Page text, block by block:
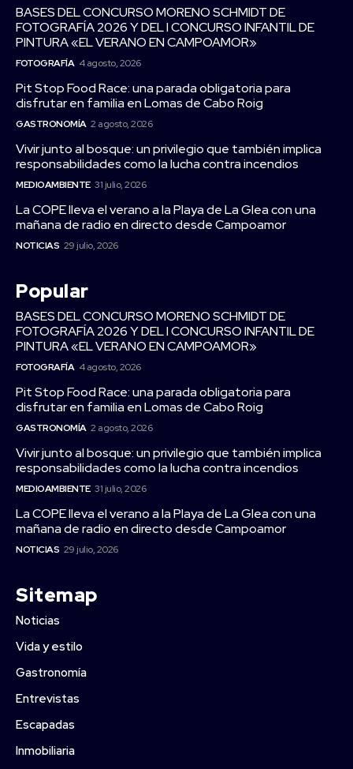
BASES DEL CONCURSO MORENO SCHMIDT DE
FOTOGRAFÍA 2026 Y DEL I CONCURSO INFANTIL DE
PINTURA «EL VERANO EN CAMPOAMOR»
FOTOGRAFÍA 4 agosto, 2026
Pit Stop Food Race: una parada obligatoria para
disfrutar en familia en Lomas de Cabo Roig
GASTRONOMÍA 2 agosto, 2026
Vivir junto al bosque: un privilegio que también implica
responsabilidades como la lucha contra incendios
MEDIOAMBIENTE 31 julio, 2026
La COPE lleva el verano a la Playa de La Glea con una
mañana de radio en directo desde Campoamor
NOTICIAS 29 julio, 2026
Popular
BASES DEL CONCURSO MORENO SCHMIDT DE
FOTOGRAFÍA 2026 Y DEL I CONCURSO INFANTIL DE
PINTURA «EL VERANO EN CAMPOAMOR»
FOTOGRAFÍA 4 agosto, 2026
Pit Stop Food Race: una parada obligatoria para
disfrutar en familia en Lomas de Cabo Roig
GASTRONOMÍA 2 agosto, 2026
Vivir junto al bosque: un privilegio que también implica
responsabilidades como la lucha contra incendios
MEDIOAMBIENTE 31 julio, 2026
La COPE lleva el verano a la Playa de La Glea con una
mañana de radio en directo desde Campoamor
NOTICIAS 29 julio, 2026
Sitemap
Noticias
Vida y estilo
Gastronomía
Entrevistas
Escapadas
Inmobiliaria